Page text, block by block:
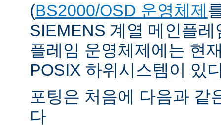
(BS2000/OSD 운영체제
SIEMENS 계열 메인플
플레임 운영체제에는 현
POSIX 하위시스템이 있
포팅은 처음에 다음과 같
다